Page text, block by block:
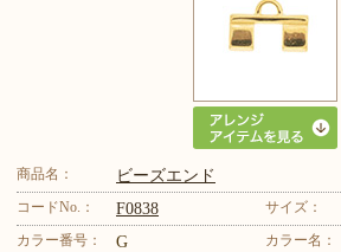
商品名： ビーズエンド
コードNo.： F0838 サイズ：
カラー番号： G カラー名：